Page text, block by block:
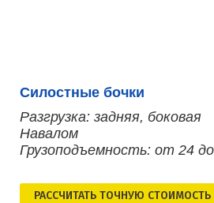
Силостные бочки
Разгрузка: задняя, боковая
Навалом
Грузоподъемность: от 24
РАСCЧИТАТЬ ТОЧНУЮ СТОИМОСТЬ